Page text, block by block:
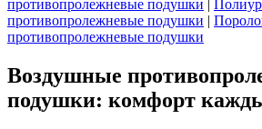
противопролежневые подушки |
противопролежневые подушки |
противопролежневые подушки
Воздушные
подушки: комфорт